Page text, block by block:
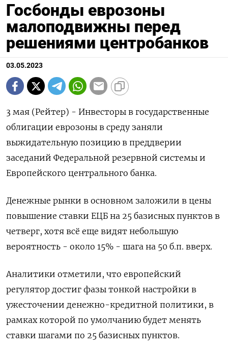
Госбонды еврозоны
малоподвижны перед
решениями центробанков
03.05.2023
3 мая (Рейтер) - Инвесторы в государственные
облигации еврозоны в среду заняли
выжидательную позицию в преддверии
заседаний Федеральной резервной системы и
Европейского центрального банка.
Денежные рынки в основном заложили в цены
повышение ставки ЕЦБ на 25 базисных пунктов в
четверг, хотя всё еще видят небольшую
вероятность - около 15% - шага на 50 б.п. вверх.
Аналитики отметили, что европейский
регулятор достиг фазы тонкой настройки в
ужесточении денежно-кредитной политики, в
рамках которой по умолчанию будет менять
ставки шагами по 25 базисных пунктов.